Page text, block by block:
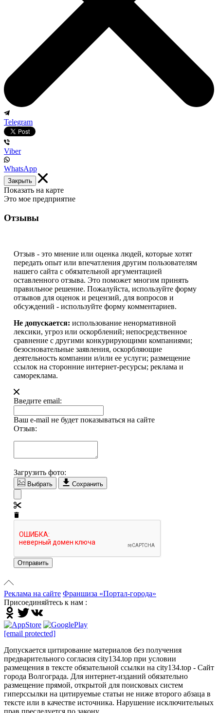
Telegram
Viber
WhatsApp
Закрыть
Показать на карте
Это мое предприятие
Отзывы
Отзыв - это мнение или оценка людей, которые хотят
передать опыт или впечатления другим пользователям
нашего сайта с обязательной аргументацией
оставленного отзыва. Это поможет многим принять
правильное решение. Пожалуйста, используйте форму
отзывов для оценок и рецензий, для вопросов и
обсуждений - используйте форму комментариев.
Не допускается: использование ненормативной
лексики, угроз или оскорблений; непосредственное
сравнение с другими конкурирующими компаниями;
безосновательные заявления, оскорбляющие
деятельность компании и/или ее услуги; размещение
ссылок на сторонние интернет-ресурсы; реклама и
самореклама.
Введите email:
Ваш e-mail не будет показываться на сайте
Отзыв:
Загрузить фото:
Выбрать Сохранить
Отправить
Реклама на сайте Франшиза «Портал-города»
Присоединяйтесь к нам :
[email protected]
Допускается цитирование материалов без получения
предварительного согласия city134.top при условии
размещения в тексте обязательной ссылки на city134.top - Сайт
города Волгограда. Для интернет-изданий обязательно
размещение прямой, открытой для поисковых систем
гиперссылки на цитируемые статьи не ниже второго абзаца в
тексте или в качестве источника. Нарушение исключительных